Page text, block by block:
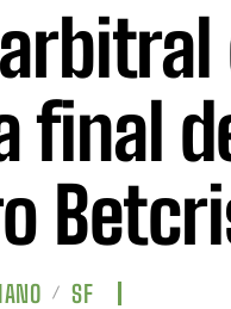
final
SF